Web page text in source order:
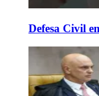
Defesa Civil